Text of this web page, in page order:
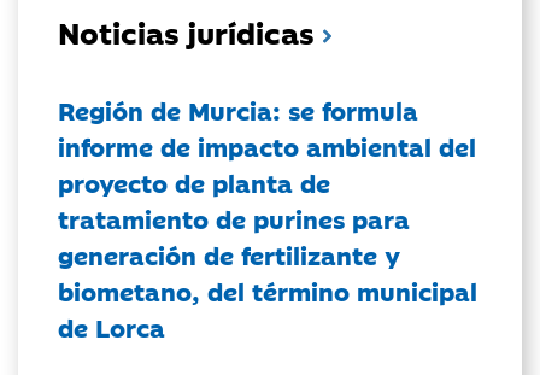
Noticias jurídicas
Región de Murcia: se formula
informe de impacto ambiental del
proyecto de planta de
tratamiento de purines para
generación de fertilizante y
biometano, del término municipal
de Lorca